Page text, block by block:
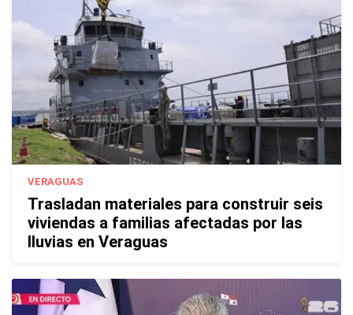
VERAGUAS
Trasladan materiales para construir seis
viviendas a familias afectadas por las
lluvias en Veraguas